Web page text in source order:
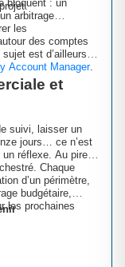
bloquent : un
arbitrage
les
des comptes
est d’ailleurs
Account Manager.
et
suivi, laisser un
jours… ce n’est
réflexe. Au pire,
Chaque
d’un périmètre,
budgétaire,
les prochaines